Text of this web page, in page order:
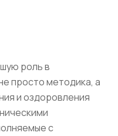
роль в
просто методика, а
и оздоровления
с